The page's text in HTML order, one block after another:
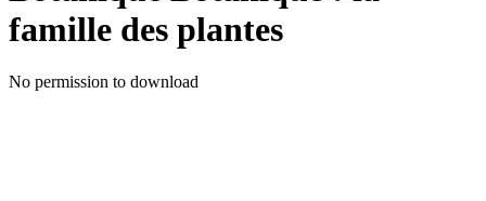
famille des plantes
No permission to download